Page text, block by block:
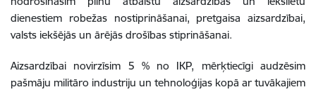
dienestiem robežas nostiprināšanai, pretgaisa aizsardzībai,
valsts iekšējās un ārējās drošības stiprināšanai.
Aizsardzībai novirzīsim 5 % no IKP, mērķtiecīgi audzēsim
pašmāju militāro industriju un tehnoloģijas kopā ar tuvākajiem